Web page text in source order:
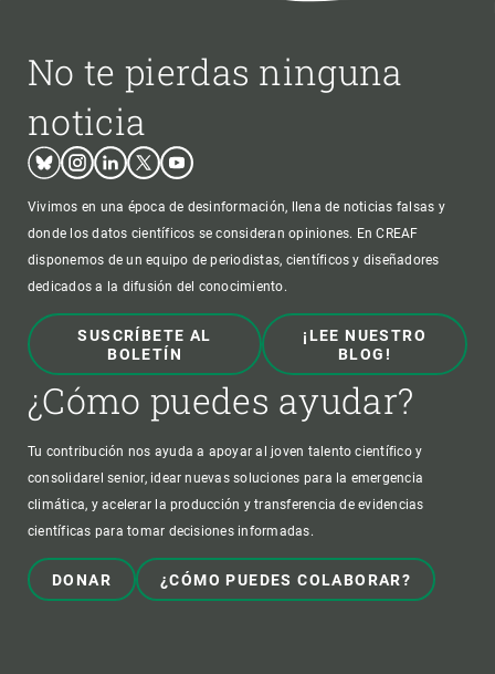
No te pierdas ninguna
noticia
BlueskyInstagram
LinkedinTwitterYoutube
Vivimos en una época de desinformación, llena de noticias falsas y
donde los datos científicos se consideran opiniones. En CREAF
disponemos de un equipo de periodistas, científicos y diseñadores
dedicados a la difusión del conocimiento.
SUSCRÍBETE AL
BOLETÍN
¡LEE NUESTRO
BLOG!
¿Cómo puedes ayudar?
Tu contribución nos ayuda a apoyar al joven talento científico y
consolidarel senior, idear nuevas soluciones para la emergencia
climática, y acelerar la producción y transferencia de evidencias
científicas para tomar decisiones informadas.
DONAR ¿CÓMO PUEDES COLABORAR?